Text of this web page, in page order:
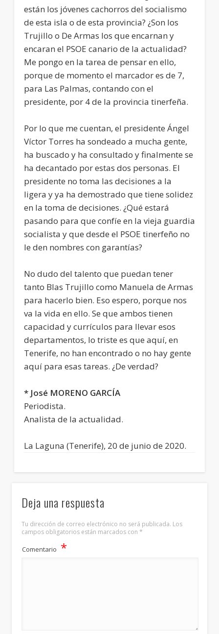
están los jóvenes cachorros del socialismo
de esta isla o de esta provincia? ¿Son los
Trujillo o De Armas los que encarnan y
encaran el PSOE canario de la actualidad?
Me pongo en la tarea de pensar en ello,
porque de momento el marcador es de 7,
para Las Palmas, contando con el
presidente, por 4 de la provincia tinerfeña.
Por lo que me cuentan, el presidente Ángel
Víctor Torres ha sondeado a mucha gente,
ha buscado y ha consultado y finalmente se
ha decantado por estas dos personas. El
presidente no toma las decisiones a la
ligera y ya ha demostrado que tiene solidez
en la toma de decisiones. ¿Qué estará
pasando para que confíe en la vieja guardia
socialista y que desde el PSOE tinerfeño no
le den nombres con garantías?
No dudo del talento que puedan tener
tanto Blas Trujillo como Manuela de Armas
para hacerlo bien. Eso espero, porque nos
va la vida en ello. Se que ambos tienen
capacidad y currículos para llevar esos
departamentos, lo triste es que aquí, en
Tenerife, no han encontrado o no hay gente
aquí para esas tareas. ¿De verdad?
* José MORENO GARCÍA
Periodista.
Analista de la actualidad.
La Laguna (Tenerife), 20 de junio de 2020.
Deja una respuesta
Tu dirección de correo electrónico no será publicada. Los
campos obligatorios están marcados con*
Comentario *